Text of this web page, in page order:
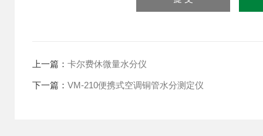
上一篇： 卡尔费休微量水分仪
下一篇： VM-210便携式空调铜管水分测定仪